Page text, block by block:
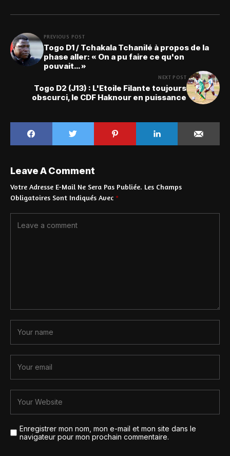
PREVIOUS POST
Togo D1 / Tchakala Tchanilé à propos de la
phase aller: « On a pu faire ce qu'on
pouvait… »
NEXT POST
Togo D2 (J13) : L'Etoile Filante toujours
obscurci, le CDF Haknour en puissance
Leave A Comment
Votre Adresse E-Mail Ne Sera Pas Publiée. Les Champs
Obligatoires Sont Indiqués Avec *
Enregistrer mon nom, mon e-mail et mon site dans le
navigateur pour mon prochain commentaire.